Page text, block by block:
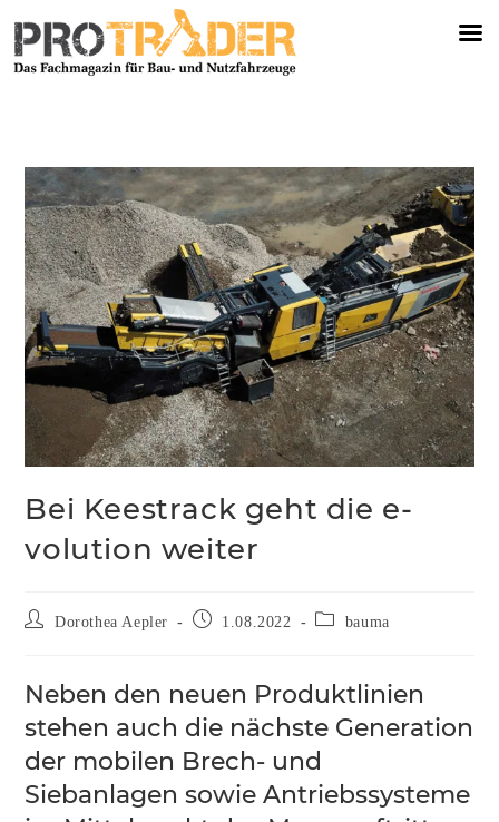
Bei Keestrack geht die e-
volution weiter
Dorothea Aepler 1.08.2022 bauma
Neben den neuen Produktlinien
stehen auch die nächste Generation
der mobilen Brech- und
Siebanlagen sowie Antriebssysteme